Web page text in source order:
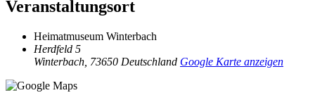
Veranstaltungsort
Heimatmuseum Winterbach
Herdfeld 5
Winterbach 73650 Deutschland Google Karte anzeigen